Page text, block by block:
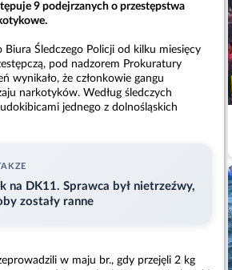
9 podejrzanych o przestępstwa
Śledczego Policji od kilku miesięcy
pod nadzorem Prokuratury
wynikało, że członkowie gangu
narkotyków. Według śledczych
jednego z dolnośląskich
na DK11. Sprawca był nietrzeźwy,
zostały ranne
w maju br., gdy przejęli 2 kg